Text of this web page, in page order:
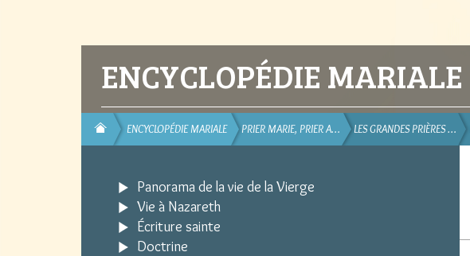
ENCYCLOPÉDIE MARIALE
ENCYCLOPÉDIE MARIALE PRIER MARIE, PRIER A… LES GRANDES PRIÈRES …
Panorama de la vie de la Vierge
Vie à Nazareth
Écriture sainte
Doctrine